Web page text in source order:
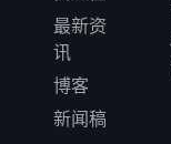
最新资
讯
博客
新闻稿